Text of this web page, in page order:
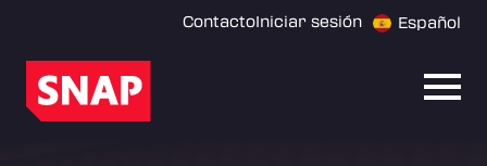
ContactoIniciar sesión Español